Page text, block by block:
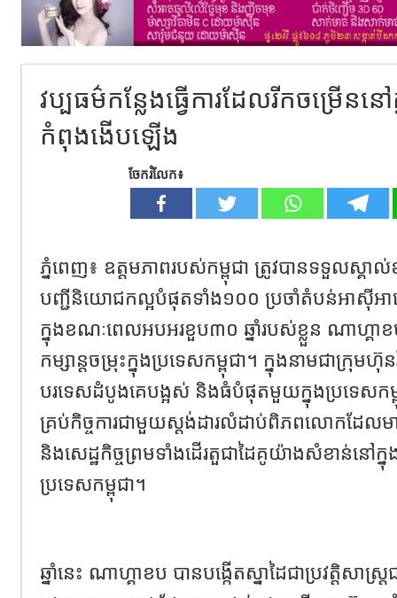
វប្បធម៌កន្លែងធ្វើការដែលរីកចម្រើនន
កំពុងងើបឡើង
ចែករំលែក៖
ភ្នំពេញ​៖​ ឧត្តមភាពរបស់កម្ពុជា ត្រូវបានទទួលស្គ
បញ្ជីនិយោជកល្អបំផុតទាំង១០០ ប្រចាំតំបន់អាស៊ីអា
ក្នុងខណៈពេលអបអរខួប៣០ ឆ្នាំរបស់ខ្លួន ណាហ្គ
កម្សាន្តចម្រុះក្នុងប្រទេសកម្ពុជា។ ក្នុងនាមជាក្រុ
បរទេសដំបូងគេបង្អស់ និងធំបំផុតមួយក្នុងប្រទេសកម្ពុ
គ្រប់កិច្ចការជាមួយស្តង់ដារលំដាប់ពិភពលោកដែលមាន
និងសេដ្ឋកិច្ចព្រមទាំងដើរតួជាដៃគូយ៉ាងសំខាន់នៅក្
ប្រទេសកម្ពុជា។
ឆ្នាំនេះ ណាហ្គាខប បានបង្កើតស្នាដៃជាប្រវត្តិស